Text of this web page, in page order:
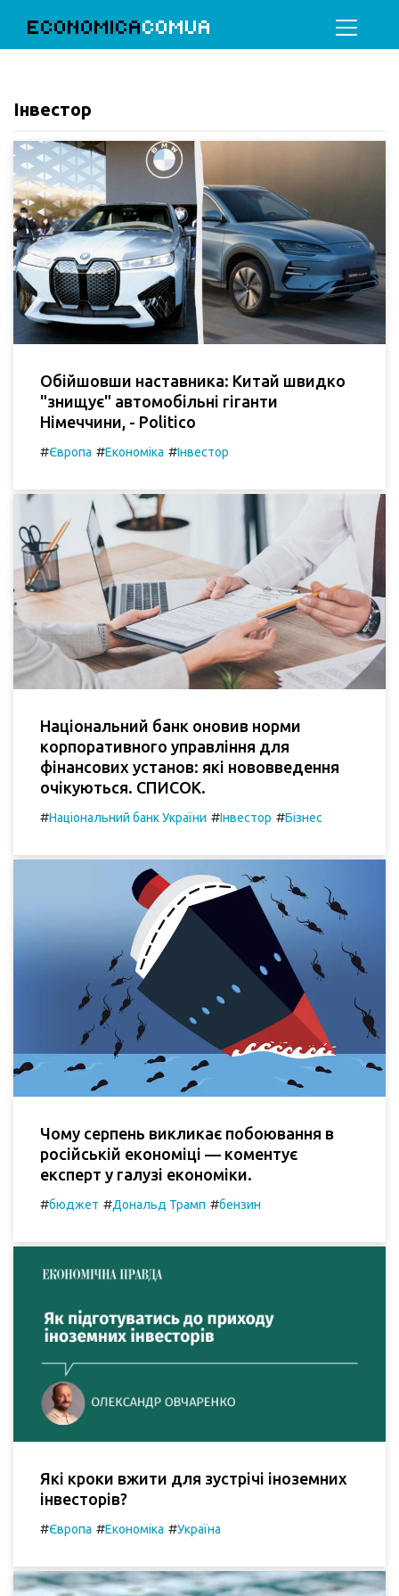
ECONOMICACOMUA
Інвестор
Обійшовши наставника: Китай швидко
"знищує" автомобільні гіганти
Німеччини, - Politico
#Європа #Економіка #Інвестор
Національний банк оновив норми
корпоративного управління для
фінансових установ: які нововведення
очікуються. СПИСОК.
#Національний банк України #Інвестор #Бізнес
Чому серпень викликає побоювання в
російській економіці — коментує
експерт у галузі економіки.
#бюджет #Дональд Трамп #бензин
Які кроки вжити для зустрічі іноземних
інвесторів?
#Європа #Економіка #Україна